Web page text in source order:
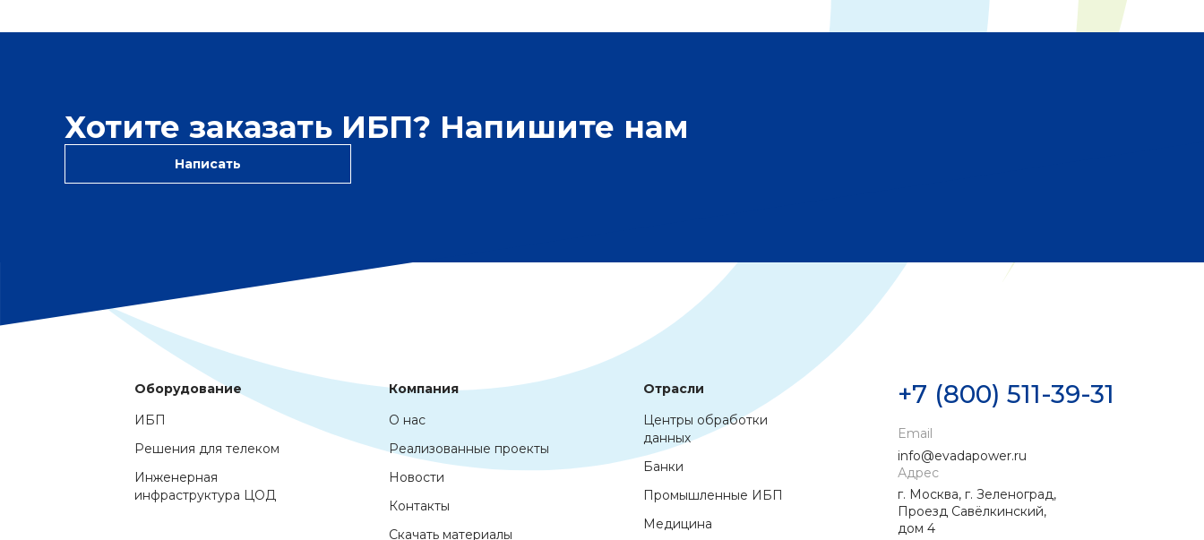
Хотите заказать ИБП? Напишите нам
Написать
Оборудование
ИБП
Решения для телеком
Инженерная
инфраструктура ЦОД
Компания
О нас
Реализованные проекты
Новости
Контакты
Скачать материалы
Отрасли
Центры обработки
данных
Банки
Промышленные ИБП
Медицина
+7 (800) 511-39-31
Email
info@evadapower.ru
Адрес
г. Москва, г. Зеленоград,
Проезд Савёлкинский,
дом 4